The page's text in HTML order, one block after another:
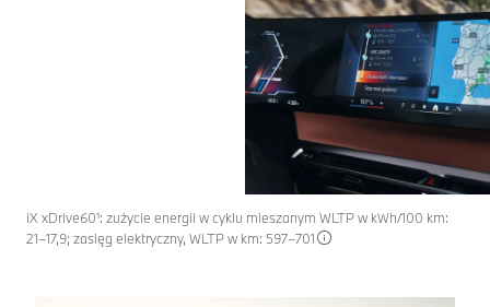
iX xDrive60¹: zużycie energii w cyklu mieszanym WLTP w kWh/100 km:
21–17,9; zasięg elektryczny, WLTP w km: 597–701